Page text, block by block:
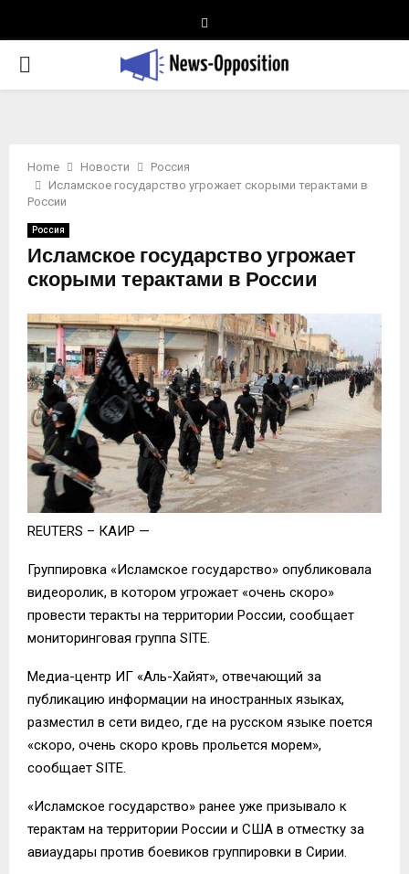
PRIMARY
Home Новости
Россия
Исламское государство угрожает скорыми терактами в
России
Россия
Исламское государство угрожает
скорыми терактами в России
REUTERS – КАИР —
Группировка «Исламское государство» опубликовала
видеоролик, в котором угрожает «очень скоро»
провести теракты на территории России, сообщает
мониторинговая группа SITE.
Медиа-центр ИГ «Аль-Хайят», отвечающий за
публикацию информации на иностранных языках,
разместил в сети видео, где на русском языке поется
«скоро, очень скоро кровь прольется морем»,
сообщает SITE.
«Исламское государство» ранее уже призывало к
терактам на территории России и США в отместку за
авиаудары против боевиков группировки в Сирии.